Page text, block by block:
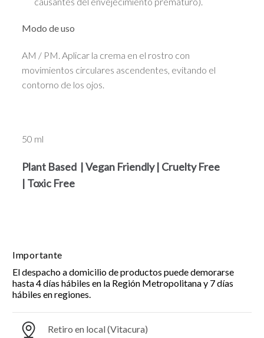
Modo de uso
AM / PM. Aplicar la crema en el rostro con
movimientos circulares ascendentes, evitando el
contorno de los ojos.
50 ml
Plant Based | Vegan Friendly | Cruelty Free
| Toxic Free
Importante
El despacho a domicilio de productos puede demorarse
hasta 4 días hábiles en la Región Metropolitana y 7 días
hábiles en regiones.
Retiro en local (Vitacura)